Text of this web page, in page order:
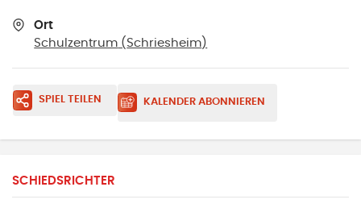
Ort
Schulzentrum ( Schriesheim)
SPIEL TEILEN KALENDER ABONNIEREN
SCHIEDSRICHTER